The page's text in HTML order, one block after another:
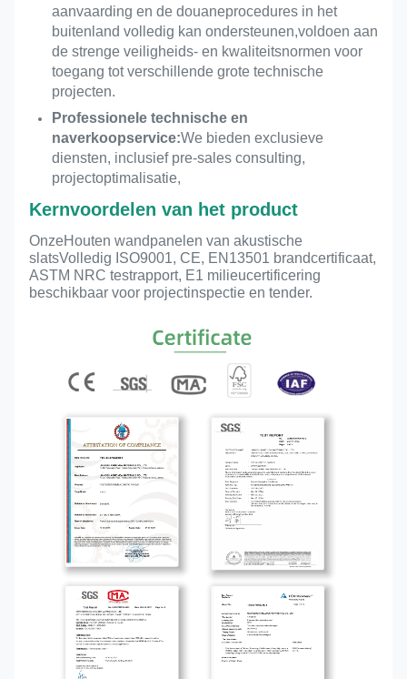
aanvaarding en de douaneprocedures in het
buitenland volledig kan ondersteunen,voldoen aan
de strenge veiligheids- en kwaliteitsnormen voor
toegang tot verschillende grote technische
projecten.
Professionele technische en
naverkoopservice:We bieden exclusieve
diensten, inclusief pre-sales consulting,
projectoptimalisatie,
Kernvoordelen van het product
OnzeHouten wandpanelen van akustische
slatsVolledig ISO9001, CE, EN13501 brandcertificaat,
ASTM NRC testrapport, E1 milieucertificering
beschikbaar voor projectinspectie en tender.